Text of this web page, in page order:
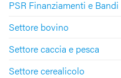
PSR Finanziamenti e Bandi
Settore bovino
Settore caccia e pesca
Settore cerealicolo